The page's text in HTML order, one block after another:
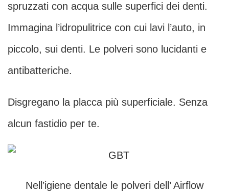
spruzzati con acqua sulle superfici dei denti.
Immagina l’idropulitrice con cui lavi l’auto, in
piccolo, sui denti. Le polveri sono lucidanti e
antibatteriche.
Disgregano la placca più superficiale. Senza
alcun fastidio per te.
Nell’igiene dentale le polveri dell’ Airflow